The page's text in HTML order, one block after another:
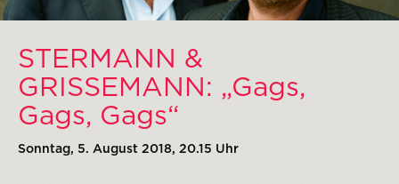
STERMANN &
GRISSEMANN: „Gags,
Gags, Gags“
Sonntag, 5. August 2018, 20.15 Uhr